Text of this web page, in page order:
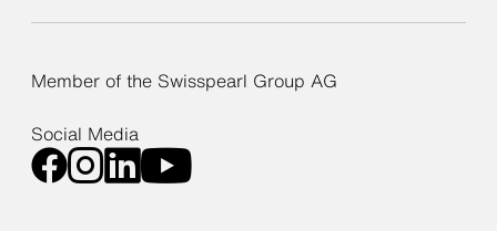
Member of the Swisspearl Group AG
Social Media